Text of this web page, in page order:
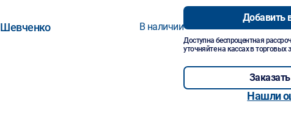
Шевченко В наличии
Добавить
Доступна беспроцентная
уточняйте на кассах в торговых
Нашли